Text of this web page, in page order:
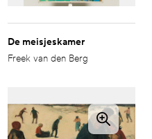
De meisjeskamer
Freek van den Berg